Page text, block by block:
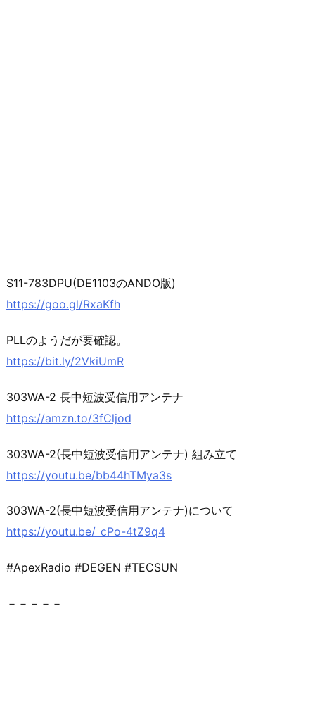
S11-783DPU(DE1103のANDO版)
https://goo.gl/RxaKfh
PLLのようだが要確認。
https://bit.ly/2VkiUmR
303WA-2 長中短波受信用アンテナ
https://amzn.to/3fCljod
303WA-2(長中短波受信用アンテナ) 組み立て
https://youtu.be/bb44hTMya3s
303WA-2(長中短波受信用アンテナ)について
https://youtu.be/_cPo-4tZ9q4
#ApexRadio #DEGEN #TECSUN
－－－－－